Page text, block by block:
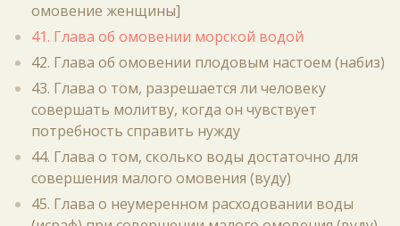
омовение женщины]
41. Глава об омовении морской водой
42. Глава об омовении плодовым настоем (набиз)
43. Глава о том, разрешается ли человеку
совершать молитву, когда он чувствует
потребность справить нужду
44. Глава о том, сколько воды достаточно для
совершения малого омовения (вуду)
45. Глава о неумеренном расходовании воды